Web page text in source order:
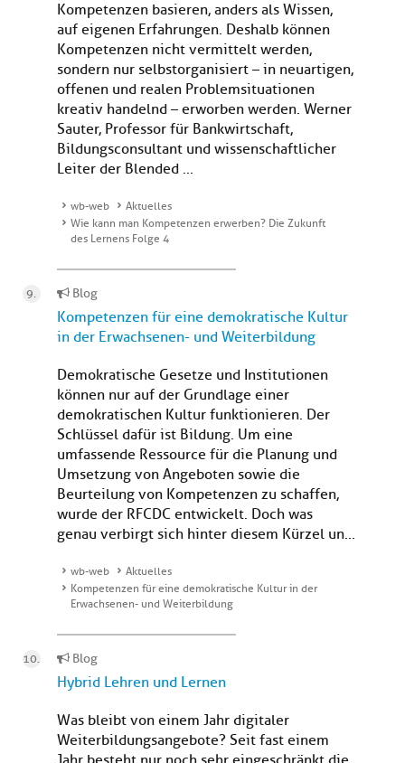
Kompetenzen basieren, anders als Wissen,
auf eigenen Erfahrungen. Deshalb können
Kompetenzen nicht vermittelt werden,
sondern nur selbstorganisiert – in neuartigen,
offenen und realen Problemsituationen
kreativ handelnd – erworben werden. Werner
Sauter, Professor für Bankwirtschaft,
Bildungsconsultant und wissenschaftlicher
Leiter der Blended ...
wb-web
Aktuelles
Wie kann man Kompetenzen erwerben? Die Zukunft
des Lernens Folge 4
Blog
Kompetenzen für eine demokratische Kultur
in der Erwachsenen- und Weiterbildung
Demokratische Gesetze und Institutionen
können nur auf der Grundlage einer
demokratischen Kultur funktionieren. Der
Schlüssel dafür ist Bildung. Um eine
umfassende Ressource für die Planung und
Umsetzung von Angeboten sowie die
Beurteilung von Kompetenzen zu schaffen,
wurde der RFCDC entwickelt. Doch was
genau verbirgt sich hinter diesem Kürzel un...
wb-web
Aktuelles
Kompetenzen für eine demokratische Kultur in der
Erwachsenen- und Weiterbildung
Blog
Hybrid Lehren und Lernen
Was bleibt von einem Jahr digitaler
Weiterbildungsangebote? Seit fast einem